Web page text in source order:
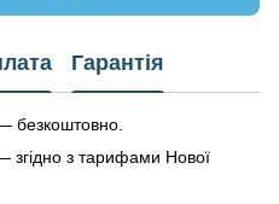
Гарантія
безкоштовно.
з тарифами Нової